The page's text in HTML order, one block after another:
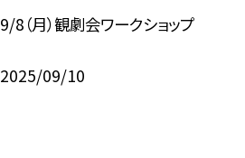
9/8（月）観劇会ワークショップ
2025/09/10